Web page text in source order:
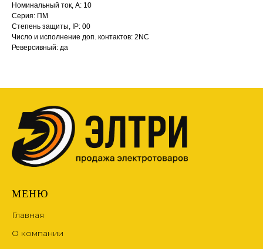
Номинальный ток, А: 10
Серия: ПМ
Степень защиты, IP: 00
Число и исполнение доп. контактов: 2NC
Реверсивный: да
МЕНЮ
Главная
О компании